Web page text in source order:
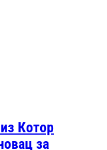
Котор
за